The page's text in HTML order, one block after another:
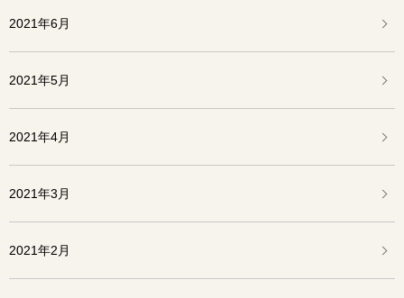
2021年6月
2021年5月
2021年4月
2021年3月
2021年2月